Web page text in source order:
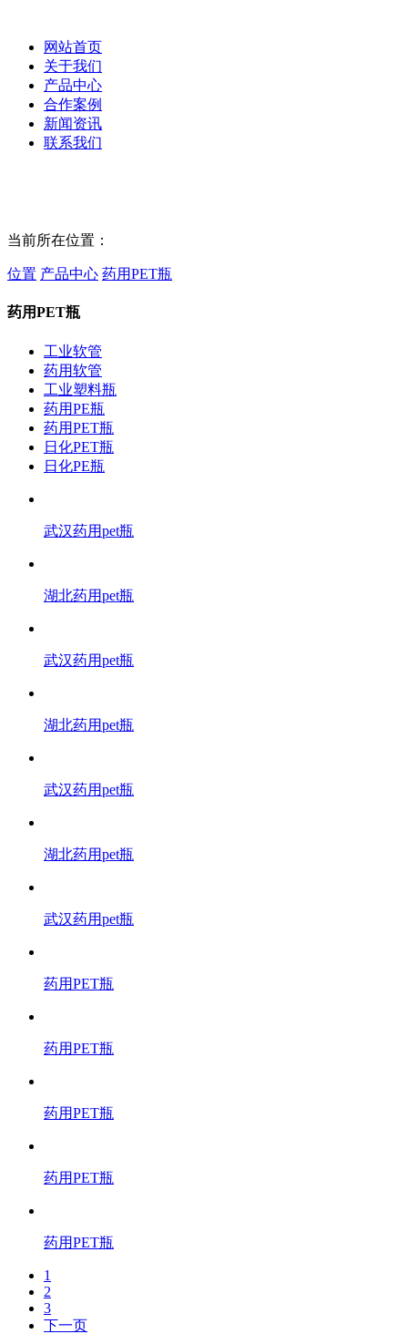
网站首页
关于我们
产品中心
合作案例
新闻资讯
联系我们
当前所在位置：
位置 产品中心 药用PET瓶
药用PET瓶
工业软管
药用软管
工业塑料瓶
药用PE瓶
药用PET瓶
日化PET瓶
日化PE瓶
武汉药用pet瓶
湖北药用pet瓶
武汉药用pet瓶
湖北药用pet瓶
武汉药用pet瓶
湖北药用pet瓶
武汉药用pet瓶
药用PET瓶
药用PET瓶
药用PET瓶
药用PET瓶
药用PET瓶
1
2
3
下一页